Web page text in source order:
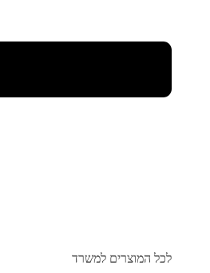
לכל המוצרים למשרד